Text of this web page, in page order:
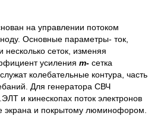
на управлении потоком
Основные параметры- ток,
сеток, изменяя
усиления m- сетка
колебательные контура, часть
Для генератора СВЧ
и кинескопах поток электронов
экрана и покрытому люминофором.